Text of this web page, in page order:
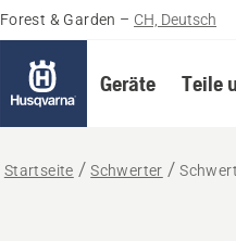
Forest & Garden – CH, Deutsch
Geräte Teile
Startseite Schwerter